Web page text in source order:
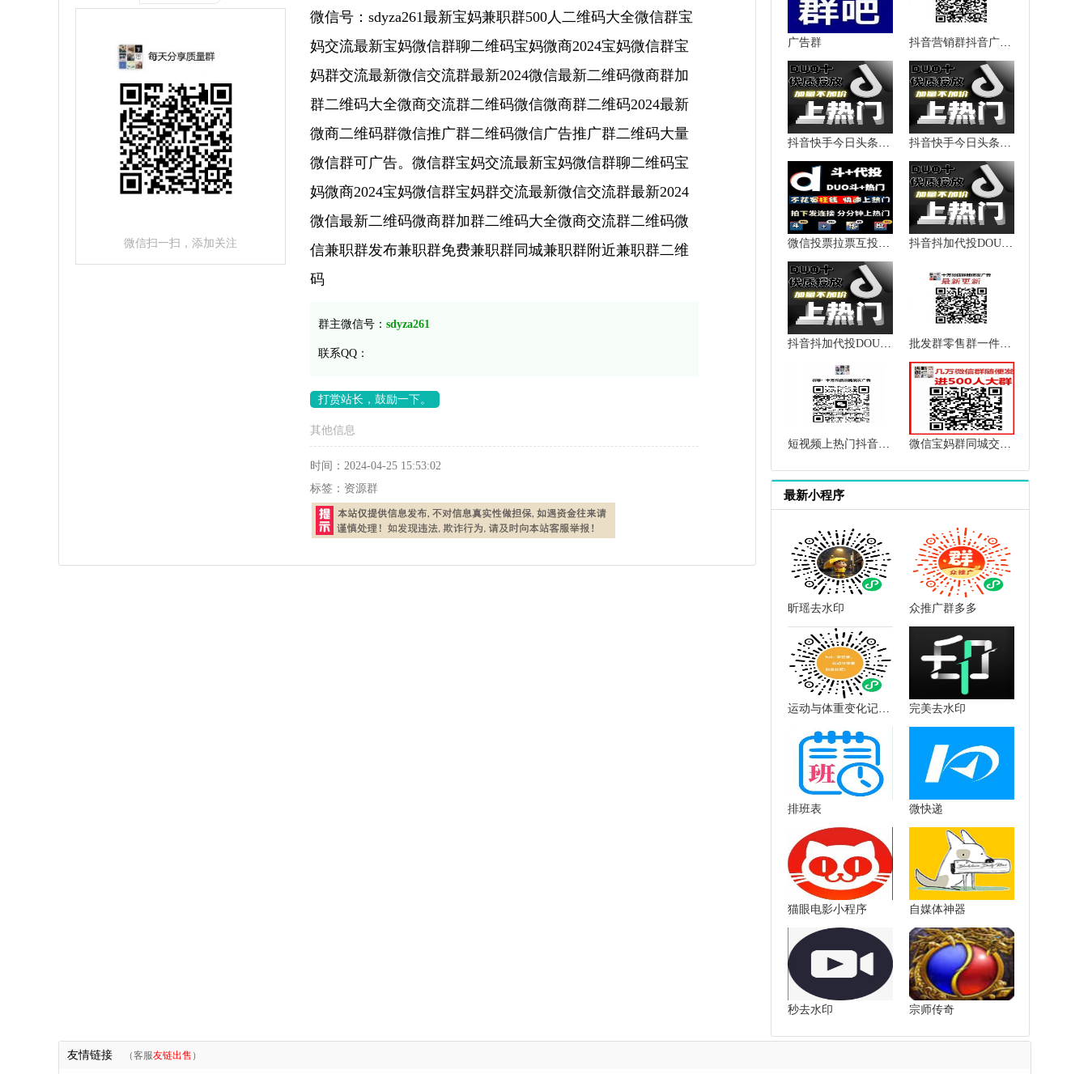
微信扫一扫，添加关注
微信号：sdyza261最新宝妈兼职群500人二维码大全微信群宝
妈交流最新宝妈微信群聊二维码宝妈微商2024宝妈微信群宝
妈群交流最新微信交流群最新2024微信最新二维码微商群加
群二维码大全微商交流群二维码微信微商群二维码2024最新
微商二维码群微信推广群二维码微信广告推广群二维码大量
微信群可广告。微信群宝妈交流最新宝妈微信群聊二维码宝
妈微商2024宝妈微信群宝妈群交流最新微信交流群最新2024
微信最新二维码微商群加群二维码大全微商交流群二维码微
信兼职群发布兼职群免费兼职群同城兼职群附近兼职群二维
码
群主微信号： sdyza261
联系QQ：
打赏站长，鼓励一下。
其他信息
时间： 2024-04-25 15:53:02
标签： 资源群
广告群 抖音营销群抖音广告群抖音推广群抖音人脉群微信群二维码大全
抖音快手今日头条西瓜视频加粉涨粉点赞播放量上热门提升热度 抖音快手今日头条西瓜视频加粉涨粉点赞播放量上热门提升热度
微信投票拉票互投互粉抖音快手 抖音抖加代投DOU+热门dou上热门抖y音快速上热门图文图集推送投放
抖音抖加代投DOU+热门dou上热门抖y音快速上热门图文图集推送投放 批发群零售群一件代发群货源加盟群代理群微信群二维码大全
短视频上热门抖音上热门群快手上热门群抖音短视频互赞点赞群 微信宝妈群同城交流微信母婴群微信育儿群微信闲置群微信群二维码
最新小程序
昕瑶去水印 众推广群多多
运动与体重变化记录小助手 完美去水印
排班表 微快递
猫眼电影小程序 自媒体神器
秒去水印 宗师传奇
友情链接 （客服友链出售 ）